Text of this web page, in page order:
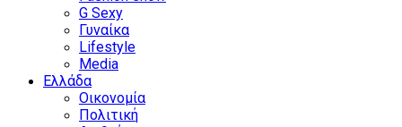
G Sexy
Γυναίκα
Lifestyle
Media
Ελλάδα
Οικονομία
Πολιτική